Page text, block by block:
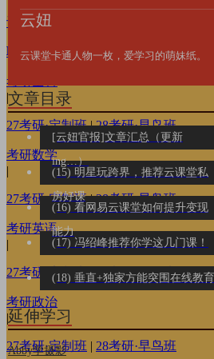
设计·摄影
职业·考证
考研全科
|
27考研·定制班 | 28考研·早鸟班
考研数学
|
27考研·定制班 | 28考研·早鸟班
考研英语
|
27考研·定制班 | 28考研·早鸟班
考研政治
|
27考研·定制班 | 28考研·早鸟班
云妞
云课堂卡通人物一枚，爱学习的萌妹纸。
文章目录
[云妞官报]文章汇总（更新
ing…）
(15) 明星玩跨界，推荐云课堂私
房好课
(16) 看网易云课堂如何提升变现
能力
(17) 冯绍峰推荐你学这几门课！
(18) 垂直+独家方能突围在线教育
延伸学习
Abby学摄影